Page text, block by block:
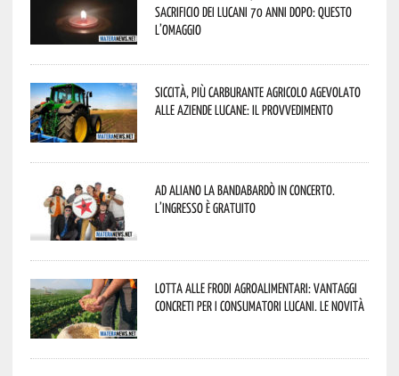
sacrificio dei lucani 70 anni dopo: questo
l’omaggio
Siccità, più carburante agricolo agevolato
alle aziende lucane: il provvedimento
Ad Aliano la Bandabardò in concerto.
L’ingresso è gratuito
Lotta alle frodi agroalimentari: vantaggi
concreti per i consumatori lucani. Le novità